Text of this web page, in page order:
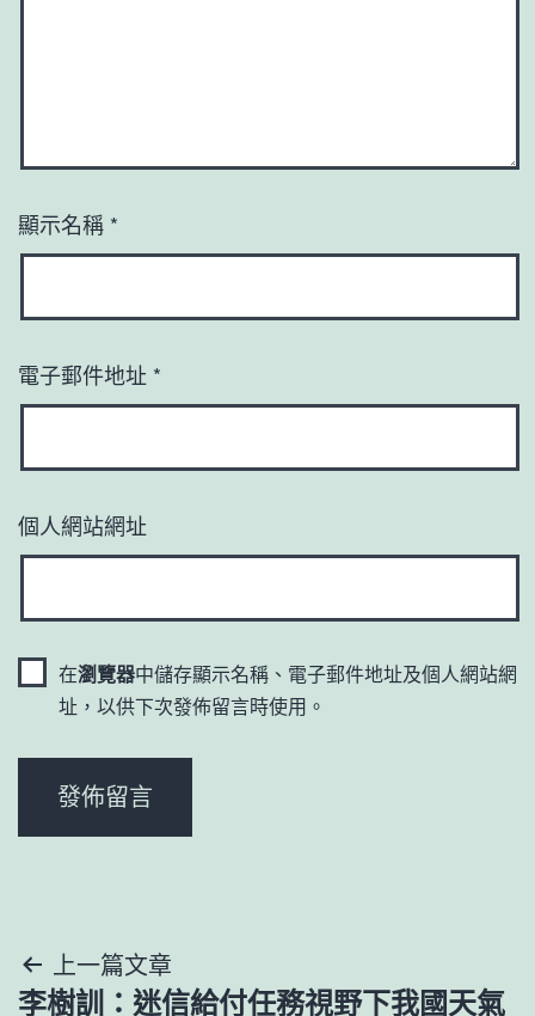
顯示名稱 *
電子郵件地址 *
個人網站網址
在瀏覽器中儲存顯示名稱、電子郵件地址及個人網站網
址，以供下次發佈留言時使用。
文上一篇文章
李樹訓：迷信給付任務視野下我國天氣